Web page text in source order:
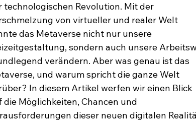
technologischen Revolution. Mit der
von virtueller und realer Welt
das Metaverse nicht nur unsere
sondern auch unsere
verändern. Aber was genau ist das
und warum spricht die ganze Welt
In diesem Artikel werfen wir einen Blick
die Möglichkeiten, Chancen und
dieser neuen digitalen